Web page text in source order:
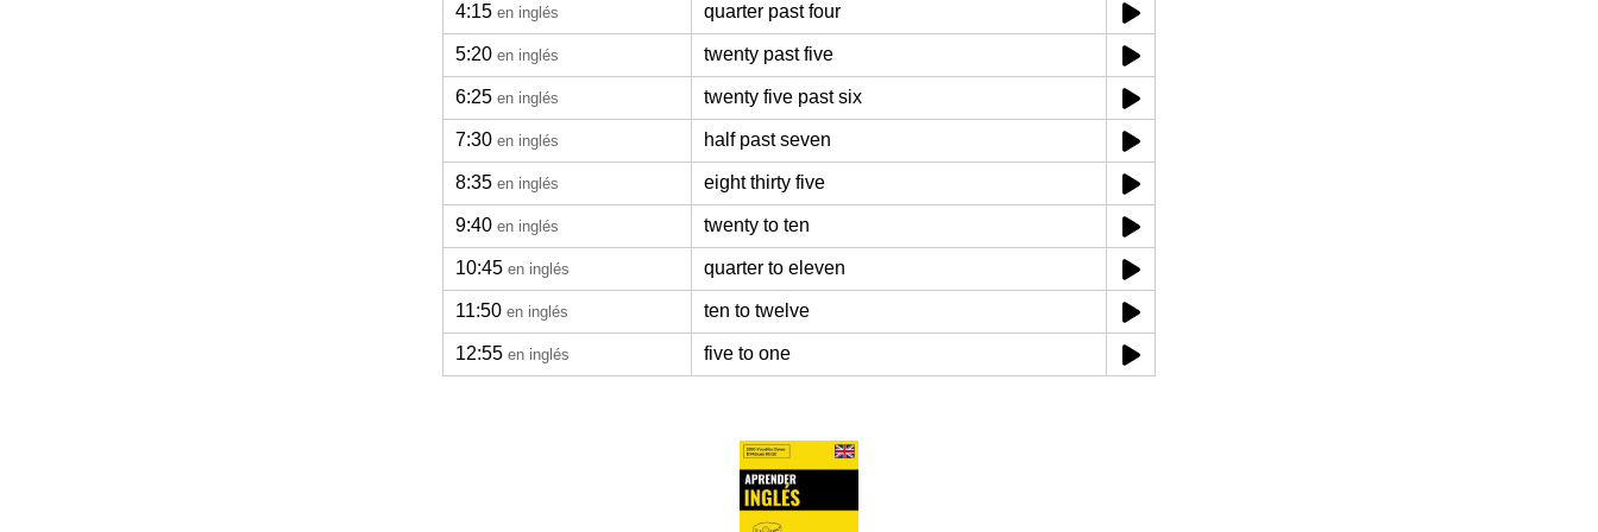
4:15 en inglés quarter past four
5:20 en inglés twenty past five
6:25 en inglés twenty five past six
7:30 en inglés half past seven
8:35 en inglés eight thirty five
9:40 en inglés twenty to ten
10:45 en inglés quarter to eleven
11:50 en inglés ten to twelve
12:55 en inglés five to one